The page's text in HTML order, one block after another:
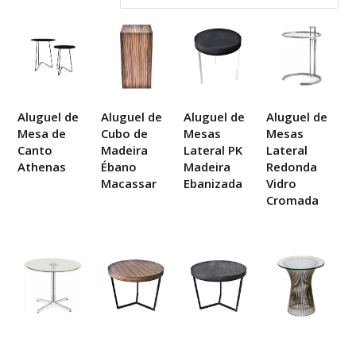
recente
Aluguel de
Mesa de
Canto
Athenas
Aluguel de
Cubo de
Madeira
Ébano
Macassar
Aluguel de
Mesas
Lateral PK
Madeira
Ebanizada
Aluguel de
Mesas
Lateral
Redonda
Vidro
Cromada